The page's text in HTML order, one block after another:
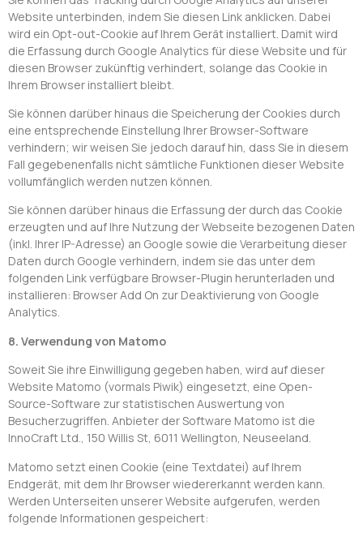
Website unterbinden, indem Sie diesen Link anklicken. Dabei
wird ein Opt-out-Cookie auf Ihrem Gerät installiert. Damit wird
die Erfassung durch Google Analytics für diese Website und für
diesen Browser zukünftig verhindert, solange das Cookie in
Ihrem Browser installiert bleibt.
Sie können darüber hinaus die Speicherung der Cookies durch
eine entsprechende Einstellung Ihrer Browser-Software
verhindern; wir weisen Sie jedoch darauf hin, dass Sie in diesem
Fall gegebenenfalls nicht sämtliche Funktionen dieser Website
vollumfänglich werden nutzen können.
Sie können darüber hinaus die Erfassung der durch das Cookie
erzeugten und auf Ihre Nutzung der Webseite bezogenen Daten
(inkl. Ihrer IP-Adresse) an Google sowie die Verarbeitung dieser
Daten durch Google verhindern, indem sie das unter dem
folgenden Link verfügbare Browser-Plugin herunterladen und
installieren: Browser Add On zur Deaktivierung von Google
Analytics.
8. Verwendung von Matomo
Soweit Sie ihre Einwilligung gegeben haben, wird auf dieser
Website Matomo (vormals Piwik) eingesetzt, eine Open-
Source-Software zur statistischen Auswertung von
Besucherzugriffen. Anbieter der Software Matomo ist die
InnoCraft Ltd., 150 Willis St, 6011 Wellington, Neuseeland.
Matomo setzt einen Cookie (eine Textdatei) auf Ihrem
Endgerät, mit dem Ihr Browser wiedererkannt werden kann.
Werden Unterseiten unserer Website aufgerufen, werden
folgende Informationen gespeichert: